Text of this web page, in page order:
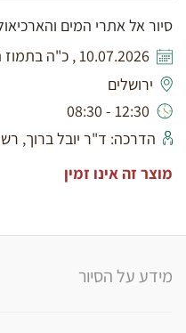
סיור אל אתרי המים
10.07.2026 , כ"ה בתמוז תשפ"ו
ירושלים
12:30 - 08:30
הדרכה: ד"ר יובל ברוך,
מוצר זה אינו זמין
מידע על הסיור